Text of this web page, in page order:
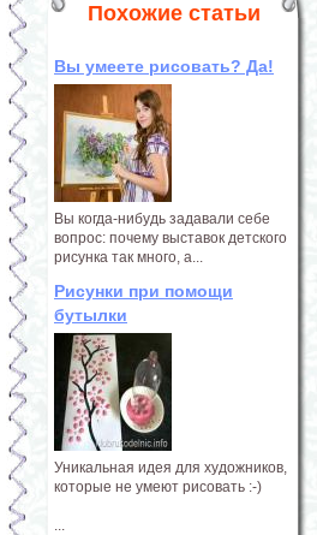
Похожие статьи
Вы умеете рисовать? Да!
Вы когда-нибудь задавали себе
вопрос: почему выставок детского
рисунка так много, а...
Рисунки при помощи
бутылки
Уникальная идея для художников,
которые не умеют рисовать :-)
...